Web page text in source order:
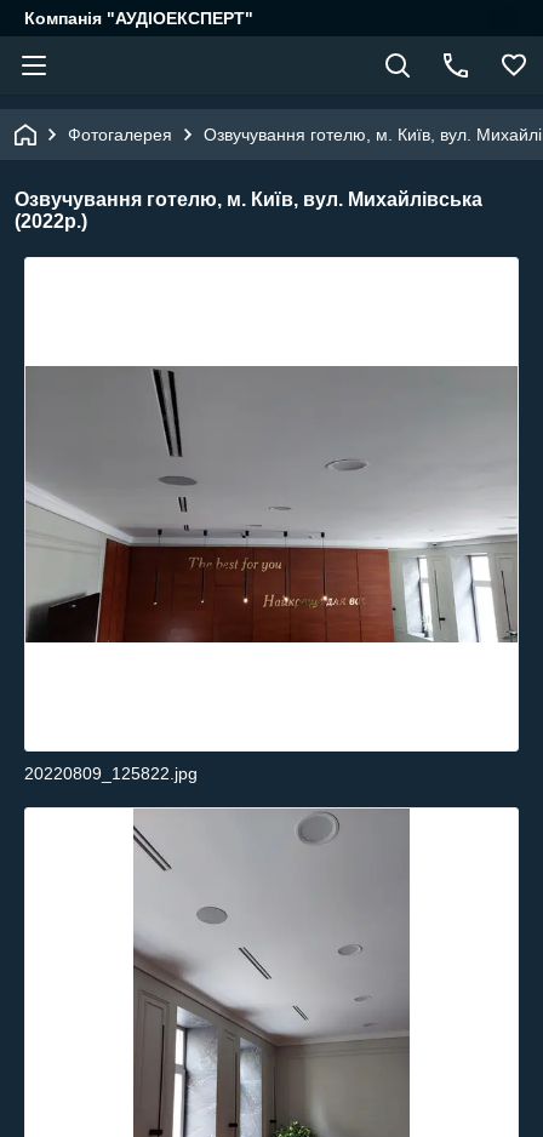
Компанія "АУДІОЕКСПЕРТ"
Фотогалерея Озвучування готелю, м. Київ, вул.
Озвучування готелю, м. Київ, вул. Михайлівська
(2022р.)
20220809_125822.jpg